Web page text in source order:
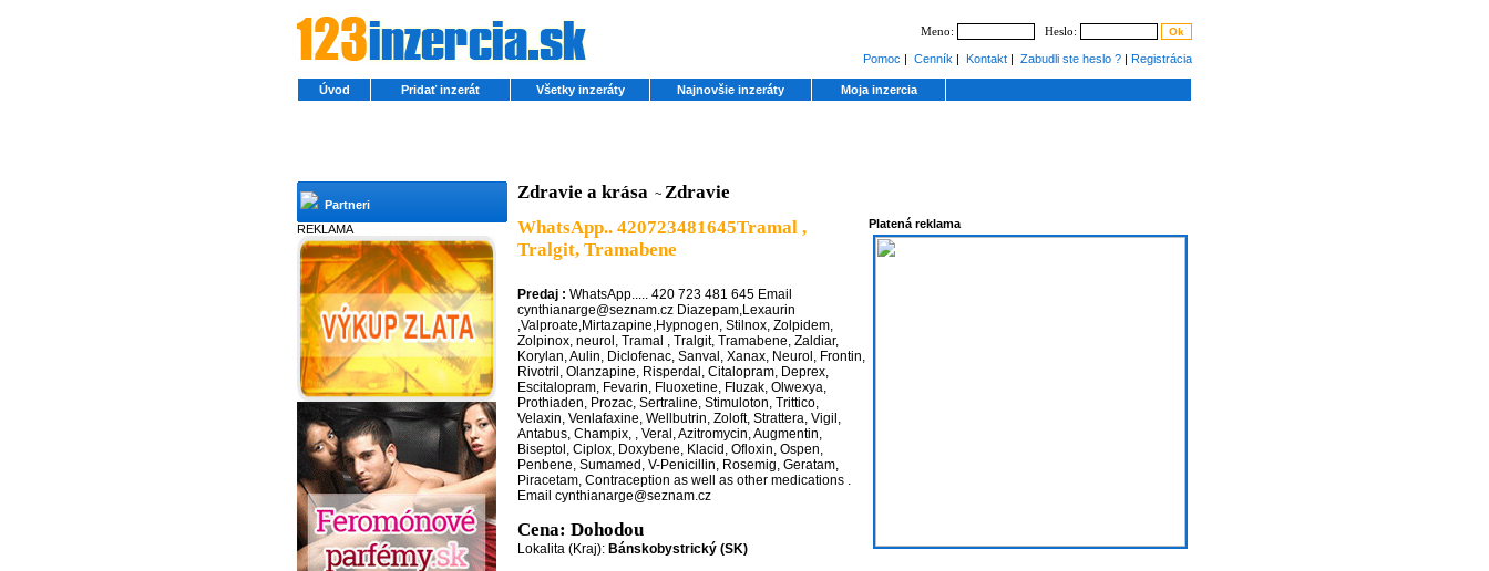
Meno: Heslo:
Pomoc | Cenník | Kontakt | Zabudli ste heslo ? | Registrácia
Úvod Pridať inzerát Všetky inzeráty Najnovšie inzeráty Moja inzercia
Partneri
REKLAMA
Zdravie a krása ~ Zdravie
WhatsApp.. 420723481645Tramal ,
Tralgit, Tramabene
Predaj : WhatsApp..... 420 723 481 645 Email
cynthianarge@seznam.cz Diazepam,Lexaurin
,Valproate,Mirtazapine,Hypnogen, Stilnox, Zolpidem,
Zolpinox, neurol, Tramal , Tralgit, Tramabene, Zaldiar,
Korylan, Aulin, Diclofenac, Sanval, Xanax, Neurol, Frontin,
Rivotril, Olanzapine, Risperdal, Citalopram, Deprex,
Escitalopram, Fevarin, Fluoxetine, Fluzak, Olwexya,
Prothiaden, Prozac, Sertraline, Stimuloton, Trittico,
Velaxin, Venlafaxine, Wellbutrin, Zoloft, Strattera, Vigil,
Antabus, Champix, , Veral, Azitromycin, Augmentin,
Biseptol, Ciplox, Doxybene, Klacid, Ofloxin, Ospen,
Penbene, Sumamed, V-Penicillin, Rosemig, Geratam,
Piracetam, Contraception as well as other medications .
Email cynthianarge@seznam.cz
Cena: Dohodou
Lokalita (Kraj): Bánskobystrický (SK)
Platená reklama